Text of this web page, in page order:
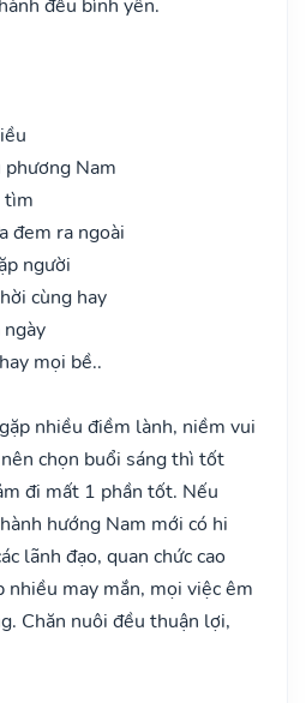
đều bình yên.
phương Nam
tìm
đem ra ngoài
người
cùng hay
mọi bề..
nhiều điềm lành, niềm vui
chọn buổi sáng thì tốt
đi mất 1 phần tốt. Nếu
hướng Nam mới có hi
lãnh đạo, quan chức cao
nhiều may mắn, mọi việc êm
Chăn nuôi đều thuận lợi,